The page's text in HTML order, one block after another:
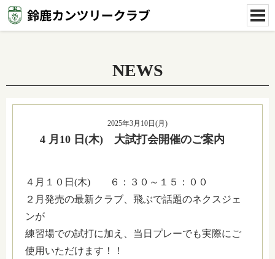
NEWS
2025年3月10日(月)
4 月10 日(木) 大試打会開催のご案内
４月１０日(木) ６：３０～１５：００
２月発売の最新クラブ、飛ぶで話題のネクスジェ
ンが
練習場での試打に加え、当日プレーでも実際にご
使用いただけます！！